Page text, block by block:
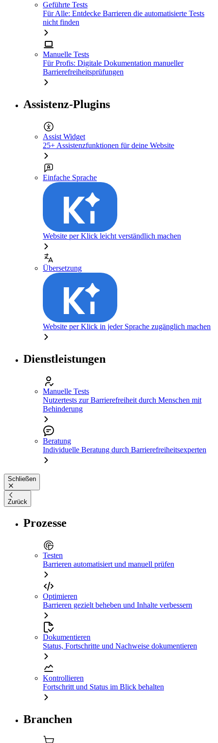
Geführte Tests
Für Alle: Entdecke Barrieren die automatisierte Tests
nicht finden
Manuelle Tests
Für Profis: Digitale Dokumentation manueller
Barrierefreiheitsprüfungen
Assistenz-Plugins
Assist Widget
25+ Assistenzfunktionen für deine Website
Einfache Sprache
Website per Klick leicht verständlich machen
Übersetzung
Website per Klick in jeder Sprache zugänglich machen
Dienstleistungen
Manuelle Tests
Nutzertests zur Barrierefreiheit durch Menschen mit
Behinderung
Beratung
Individuelle Beratung durch Barrierefreiheitsexperten
Schließen
Zurück
Prozesse
Testen
Barrieren automatisiert und manuell prüfen
Optimieren
Barrieren gezielt beheben und Inhalte verbessern
Dokumentieren
Status, Fortschritte und Nachweise dokumentieren
Kontrollieren
Fortschritt und Status im Blick behalten
Branchen